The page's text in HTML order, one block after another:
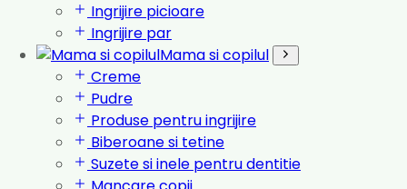
Ingrijire picioare
Ingrijire par
Mama si copilul
Creme
Pudre
Produse pentru ingrijire
Biberoane si tetine
Suzete si inele pentru dentitie